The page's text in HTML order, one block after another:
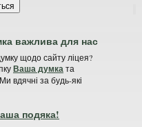
важлива для нас
щодо сайту ліцея?
Ваша думката
вдячні за будь-які
подяка!